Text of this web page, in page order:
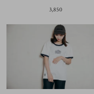
3,850